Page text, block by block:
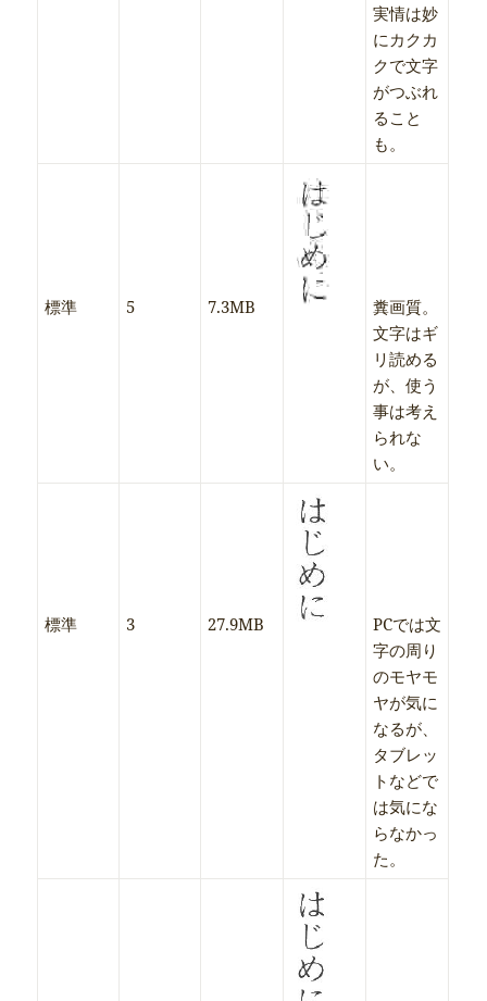
実情は妙
にカクカ
クで文字
がつぶれ
ること
も。
標準 5 7.3MB
糞画質。
文字はギ
リ読める
が、使う
事は考え
られな
い。
標準 3 27.9MB
PCでは文
字の周り
のモヤモ
ヤが気に
なるが、
タブレッ
トなどで
は気にな
らなかっ
た。